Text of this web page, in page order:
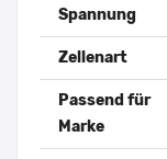
Spannung
Zellenart
Passend für
Marke